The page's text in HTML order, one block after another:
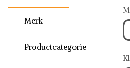
Merk
Productcategorie